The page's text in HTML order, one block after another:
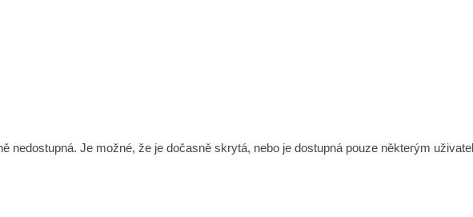
nedostupná. Je možné, že je dočasně skrytá, nebo je dostupná pouze některým